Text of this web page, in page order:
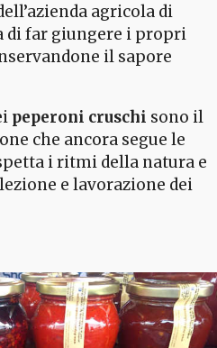
agricola di
di far giungere i propri
il sapore
peperoni cruschi sono il
che ancora segue le
i ritmi della natura e
e lavorazione dei